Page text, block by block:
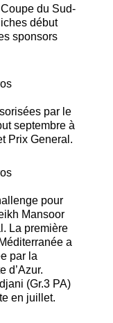
du Sud-
début
sponsors
par le
septembre à
Prix General.
pour
Mansoor
La première
a
par la
d’Azur.
(Gr.3 PA)
en juillet.